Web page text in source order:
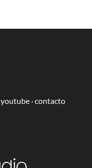
youtube·contacto